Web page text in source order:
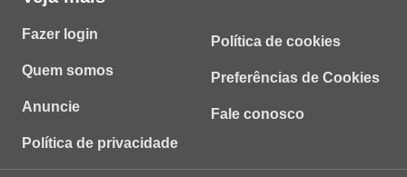
Fazer login
Quem somos
Anuncie
Política de privacidade
Política de cookies
Preferências de Cookies
Fale conosco